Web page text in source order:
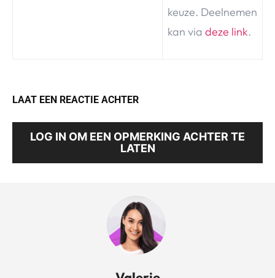
keuze. Deelnemen
kan via deze link.
LAAT EEN REACTIE ACHTER
LOG IN OM EEN OPMERKING ACHTER TE
LATEN